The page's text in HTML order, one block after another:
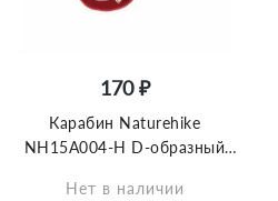
170 ₽
Карабин Naturehike
NH15A004-H D-образный
красный, 6927595717332
Нет в наличии